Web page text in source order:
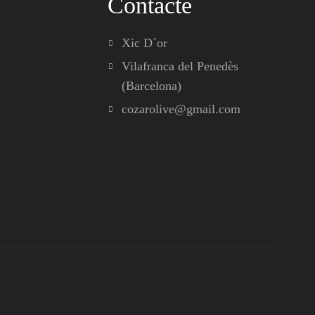
Xic D´or
Vilafranca del Penedès
(Barcelona)
cozarolive@gmail.com